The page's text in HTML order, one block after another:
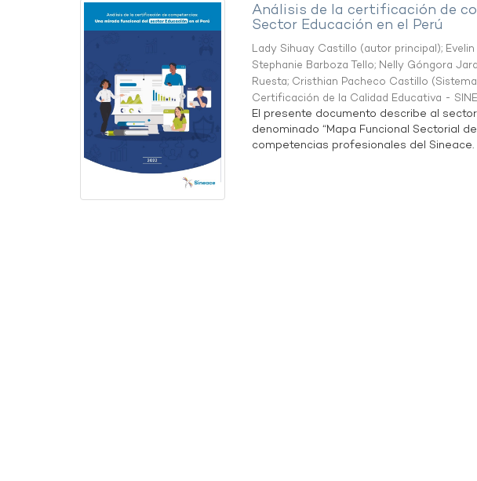
Análisis de la certificación de
Sector Educación en el Perú
Lady Sihuay Castillo (autor principal);
Stephanie Barboza Tello; Nelly Góngora
Ruesta; Cristhian Pacheco Castillo (
Certificación de la Calidad Educativa -
El presente documento describe al
denominado “Mapa Funcional Sectorial
competencias profesionales del Sineace.